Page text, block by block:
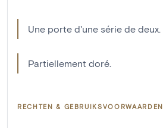
Une porte d'une série de deux.
Partiellement doré.
RECHTEN & GEBRUIKSVOORWAARDEN